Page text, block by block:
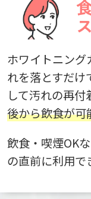
ホワイトニン
れを落とすだけ
して汚れの再付
後から飲食が可
飲食・喫煙OK
の直前に利用で